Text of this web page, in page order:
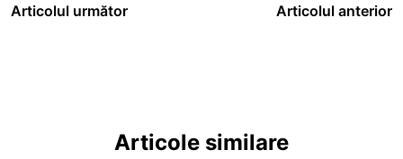
Articolul următor Articolul anterior
Articole similare